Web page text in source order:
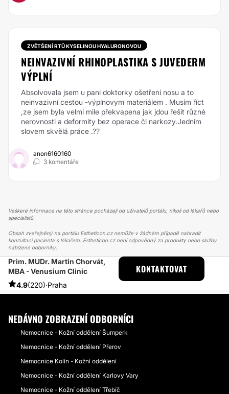
ZVĚTŠENÍ RTŮ KYSELINOU HYALURONOVOU
NEINVAZIVNÍ RHINOPLASTIKA S JUVEDERM
VÝPLNÍ
Absolvovala jsem u pani doktorky ošetření nosu a to
neinvazivní cestou -výplnovym materiálem . Musím říct
,ze jsem byla velmi mile překvapena jak jdou řešit různé
nerovnosti a deformity bez operace či narkozy.Jednim
slovem skvělá práce .??
anon6160160
3 komentáře
Veškeré informace na této stránce pocházejí od uživatelů portálu, nikoli od lékařů nebo
specialistů.
Obsah zveřejněný na portálu Estheticon.cz nemůže v žádném případě nahradit
konzultaci pacienta s lékařem. Estheticon.cz není odpovědný za produkty nebo služby
nabízené odborníky.
Prim. MUDr. Martin Chorvát,
MBA - Venusium Clinic
4.9(220)·Praha
KONTAKTOVAT
ESTHETICON
PŘÍBĚHY
PŘÍBĚHY TÝKAJÍCÍ SE ZÁKROKU VPÁČENÉ BRADAVKY
KOREKCE VPÁČENÝCH BRADAVEK - POSTUP OPERACE
NEDÁVNO ZOBRAZENÍ ODBORNÍCI
Nemocnice - Kožní oddělení Šumperk
Nemocnice - Kožní oddělení Přerov
Nemocnice Kolín - Kožní oddělení
Nemocnice - Kožní oddělení Karlovy Vary
Nemocnice - Kožní oddělení Třebíč